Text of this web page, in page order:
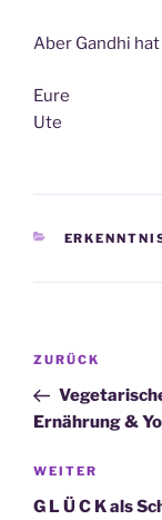
Aber Gandhi
Eure
Ute
Vorheriger
Beitrag
ZURÜCK
Ernährung &
Nächster
Beitrag
WEITER
G L Ü C K als